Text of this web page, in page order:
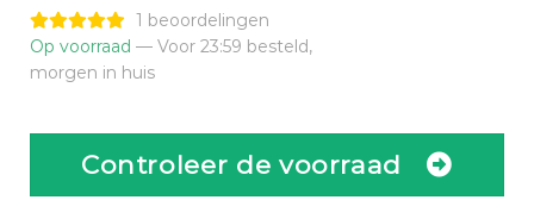
€49,95.€35,95.
1 beoordelingen
Op voorraad — Voor 23:59 besteld,
morgen in huis
Controleer de voorraad